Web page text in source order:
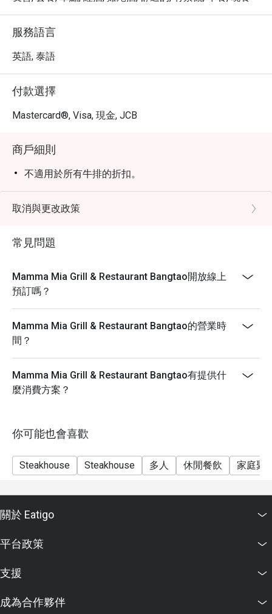
Bangtao，您即可享有獨家優惠，最高可享 5 折折扣，以
超值的價格品嚐豐盛的美饌，讓您的用餐體驗更添價值。
服務語言
英語, 泰語
付款選擇
Mastercard®, Visa, 現金, JCB
商戶細則
不適用於所有牛排的折扣。
取消與更改政策
常見問題
Mamma Mia Grill & Restaurant Bangtao開放線上
預訂嗎？
Mamma Mia Grill & Restaurant Bangtao的營業時
間？
Mamma Mia Grill & Restaurant Bangtao有提供什
麼消費方案？
你可能也會喜歡
Steakhouse Steakhouse 多人 休閒餐飲 家庭聚
關於 Eatigo
平台政策
支援
成為合作夥伴